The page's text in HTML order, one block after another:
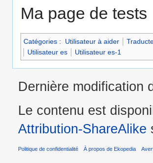
Ma page de
Catégories : Utilisateur à aider
Utilisateur es
Utilisateur es-1
Dernière modification
Le contenu est
Attribution-ShareAlike
Politique de confidentialité À propos de Ekopedia